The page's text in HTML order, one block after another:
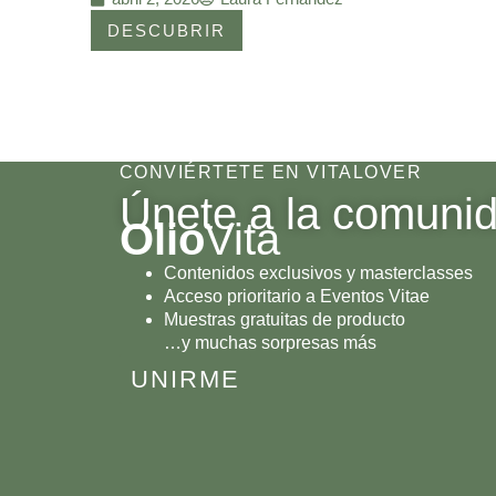
DESCUBRIR
CONVIÉRTETE EN VITALOVER
Únete a la
OlioVita
Contenidos exclusivos y masterclasses
Acceso prioritario a Eventos Vitae
Muestras gratuitas de producto
…y muchas sorpresas más
UNIRME